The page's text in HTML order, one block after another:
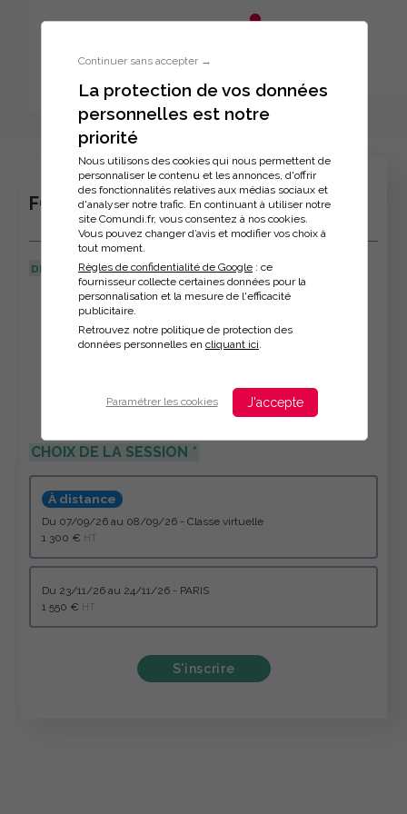
Continuer sans accepter →
La protection de vos données
personnelles est notre
priorité
Nous utilisons des cookies qui nous permettent de
personnaliser le contenu et les annonces, d'offrir
des fonctionnalités relatives aux médias sociaux et
d'analyser notre trafic. En continuant à utiliser notre
site Comundi.fr, vous consentez à nos cookies.
Vous pouvez changer d’avis et modifier vos choix à
tout moment.
Règles de confidentialité de Google : ce
fournisseur collecte certaines données pour la
personnalisation et la mesure de l'efficacité
publicitaire.
Retrouvez notre politique de protection des
données personnelles en cliquant ici
Paramétrer les cookies J'accepte
Inscription à la formation
FORMATION : SE CONCENTRER
DERNIÈRE MISE À JOUR :08/04/2026
Veuillez décrire votre situation
CHOIX DE LA SESSION
À distance
du 07/09/26 au 08/09/26 - Classe virtuelle
1 300 € HT
du 23/11/26 au 24/11/26 - PARIS
1 550 € HT
S'inscrire